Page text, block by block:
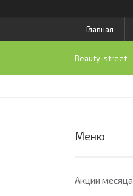
Главная
Beauty-street
Акции месяца